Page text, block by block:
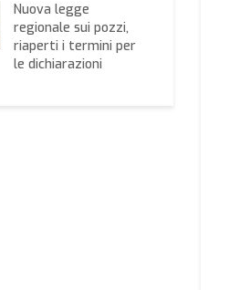
Nuova legge
regionale sui pozzi,
riaperti i termini per
le dichiarazioni